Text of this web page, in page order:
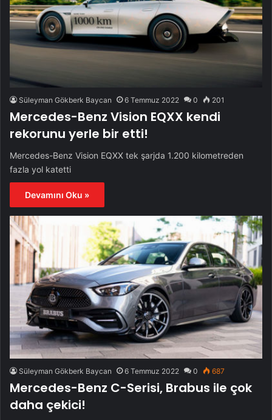
Süleyman Gökberk Baycan 6 Temmuz 2022 0 201
Mercedes-Benz Vision EQXX kendi
rekorunu yerle bir etti!
Mercedes-Benz Vision EQXX tek şarjda 1.200 kilometreden
fazla yol katetti
Devamını Oku »
Süleyman Gökberk Baycan 6 Temmuz 2022 0 687
Mercedes-Benz C-Serisi, Brabus ile çok
daha çekici!